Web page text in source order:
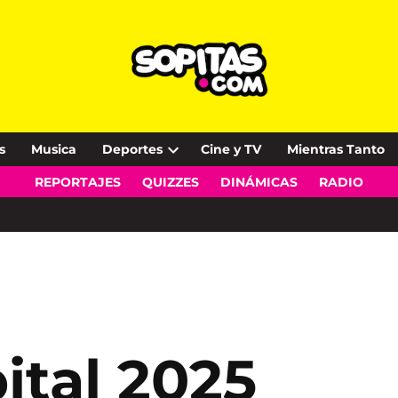
Musica Deportes
Open
dropdown
Cine y TV Mientras Tanto
REPORTAJES QUIZZES DINÁMICAS RADIO
2025